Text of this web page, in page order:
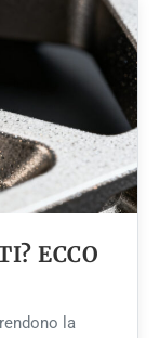
ECCO
la